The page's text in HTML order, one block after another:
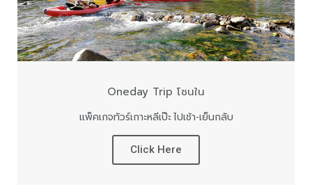
Oneday Trip โซนใน
แพ็คเกจทัวร์เกาะหลีเป๊ะ ไปเช้า-เย็นกลับ
Click Here